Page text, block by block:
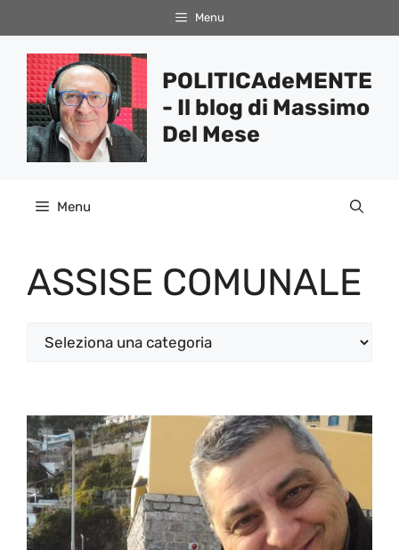
al
contenuto
Menu
POLITICAdeMENTE
- Il blog di Massimo
Del Mese
Menu
ASSISE COMUNALE
Categorie